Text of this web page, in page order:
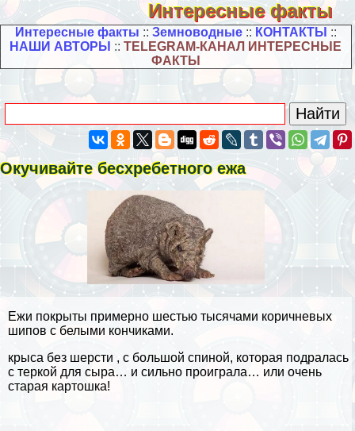
Интересные факты
Интересные факты :: Земноводные:: КОНТАКТЫ ::
НАШИ АВТОРЫ ::TELEGRAM-КАНАЛ ИНТЕРЕСНЫЕ
ФАКТЫ
Окучивайте бесхрeбeтного ежа
Ежи покрыты примерно шестью тысячами коричневых
шипов с белыми кончиками.
крыса без шерсти , с большой спиной, которая подралась
с теркой для сыра… и сильно проиграла… или очень
старая картошка!